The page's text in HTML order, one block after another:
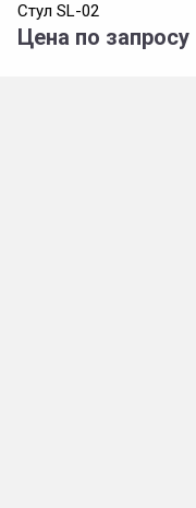
Стул SL-02
Цена по запросу